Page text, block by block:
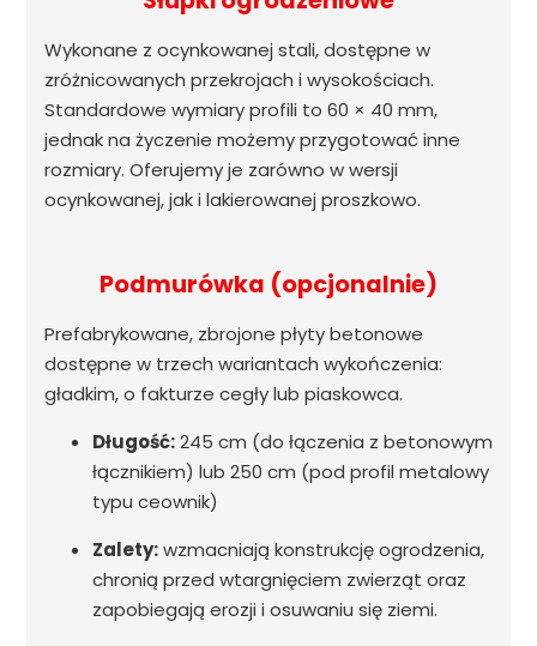
Wykonane z ocynkowanej stali, dostępne w
zróżnicowanych przekrojach i wysokościach.
Standardowe wymiary profili to 60 × 40 mm,
jednak na życzenie możemy przygotować inne
rozmiary. Oferujemy je zarówno w wersji
ocynkowanej, jak i lakierowanej proszkowo.
Podmurówka (opcjonalnie)
Prefabrykowane, zbrojone płyty betonowe
dostępne w trzech wariantach wykończenia:
gładkim, o fakturze cegły lub piaskowca.
Długość:245 cm (do łączenia z betonowym
łącznikiem) lub 250 cm (pod profil metalowy
typu ceownik)
Zalety:wzmacniają konstrukcję ogrodzenia,
chronią przed wtargnięciem zwierząt oraz
zapobiegają erozji i osuwaniu się ziemi.